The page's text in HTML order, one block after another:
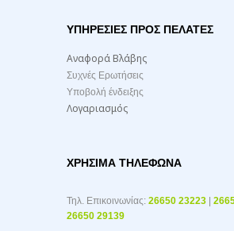
ΥΠΗΡΕΣΙΕΣ ΠΡΟΣ ΠΕΛΑΤΕΣ
Αναφορά Βλάβης
Συχνές Ερωτήσεις
Υποβολή ένδειξης
Λογαριασμός
ΧΡΉΣΙΜΑ ΤΗΛΈΦΩΝΑ
Τηλ. Επικοινωνίας: 26650 23223
26650 29139